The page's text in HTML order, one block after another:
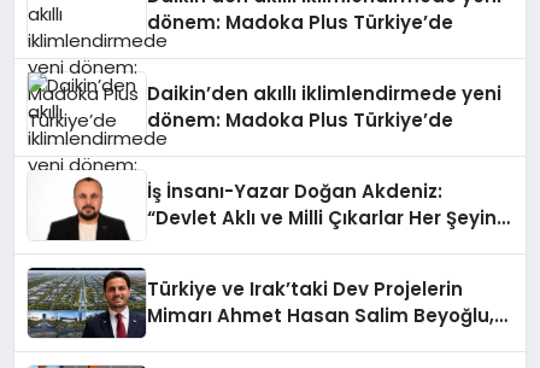
dönem: Madoka Plus Türkiye’de
Daikin’den akıllı iklimlendirmede yeni
dönem: Madoka Plus Türkiye’de
İş İnsanı-Yazar Doğan Akdeniz:
“Devlet Aklı ve Milli Çıkarlar Her Şeyin
Türkiye ve Irak’taki Dev Projelerin
Mimarı Ahmet Hasan Salim Beyoğlu,